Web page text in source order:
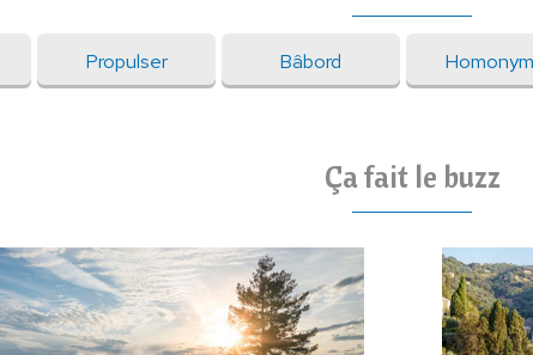
Propulser Bâbord
Ça fait le buzz